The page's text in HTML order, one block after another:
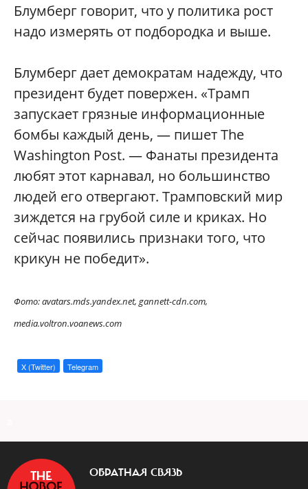
Блумберг говорит, что у политика рост
надо измерять от подбородка и выше.
Блумберг дает демократам надежду, что
президент будет повержен. «Трамп
запускает грязные информационные
бомбы каждый день, — пишет The
Washington Post. — Фанаты президента
любят этот карнавал, но большинство
людей его отвергают. Трамповский мир
зиждется на грубой силе и криках. Но
сейчас появились признаки того, что
крикун не победит».
Фото: avatars.mds.yandex.net, gannett-cdn.com,
media.voltron.voanews.com
X (Twitter) Telegram
ОБРАТНАЯ СВЯЗЬ